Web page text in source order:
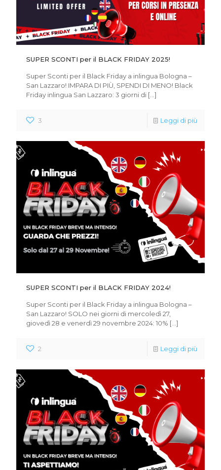
SUPER SCONTI per il BLACK FRIDAY 2025!
Super Sconti per il Black Friday a inlingua Bologna –
San Lazzaro! IMPARA DI PIÙ, SPENDI DI MENO! Black
Friday inlingua San Lazzaro: 3 giorni di […]
3 Leggi di più
SUPER SCONTI per il BLACK FRIDAY 2024!
Super Sconti per il Black Friday a inlingua Bologna –
San Lazzaro! SOLO nei giorni di mercoledì 27,
giovedì 28 e venerdì 29 novembre 2024: 10% […]
2 Leggi di più